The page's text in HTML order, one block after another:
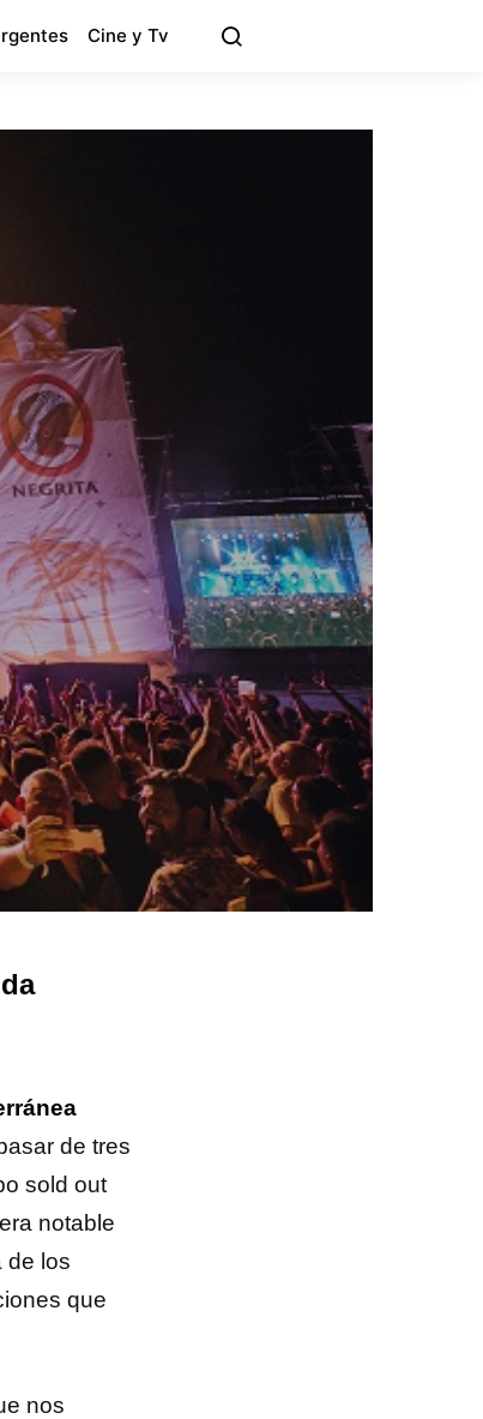
Cine y Tv
de tres
sold out
notable
de los
que
nos